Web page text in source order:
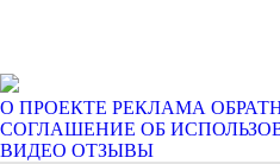
О ПРОЕКТЕ РЕКЛАМА
СОГЛАШЕНИЕ ОБ
ВИДЕО ОТЗЫВЫ